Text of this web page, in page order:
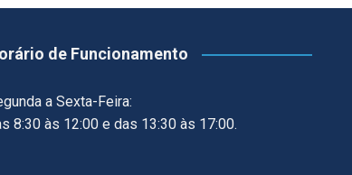
de Funcionamento
a Sexta-Feira:
8:30 às 12:00 e das 13:30 às 17:00.